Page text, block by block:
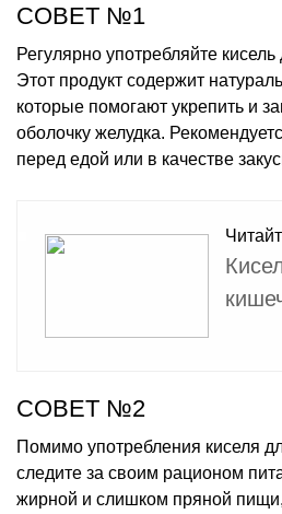
СОВЕТ №1
Регулярно употребляйте
Этот продукт содержит
которые помогают укрепить и
оболочку желудка.
перед едой или в качестве
СОВЕТ №2
Помимо употребления киселя
следите за своим рационом
жирной и слишком пряной